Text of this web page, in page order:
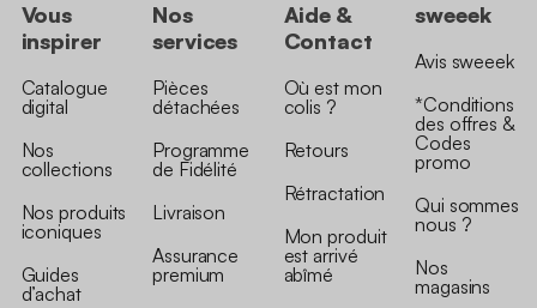
Vous
inspirer
Catalogue
digital
Nos
collections
Nos produits
iconiques
Guides
d’achat
Nos
services
Pièces
détachées
Programme
de Fidélité
Livraison
Assurance
premium
Aide &
Contact
Où est mon
colis ?
Retours
Rétractation
Mon produit
est arrivé
abîmé
sweeek
Avis sweeek
*Conditions
des offres &
Codes
promo
Qui sommes
nous ?
Nos
magasins